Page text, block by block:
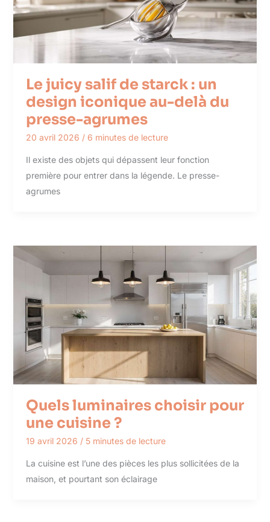
Le juicy salif de starck : un
design iconique au-delà du
presse-agrumes
20 avril 2026 / 6 minutes de lecture
Il existe des objets qui dépassent leur fonction
première pour entrer dans la légende. Le presse-
agrumes
Quels luminaires choisir pour
une cuisine ?
19 avril 2026 / 5 minutes de lecture
La cuisine est l’une des pièces les plus sollicitées de la
maison, et pourtant son éclairage